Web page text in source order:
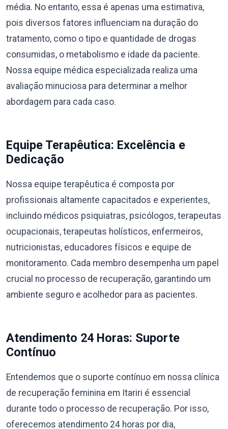
média. No entanto, essa é apenas uma estimativa,
pois diversos fatores influenciam na duração do
tratamento, como o tipo e quantidade de drogas
consumidas, o metabolismo e idade da paciente.
Nossa equipe médica especializada realiza uma
avaliação minuciosa para determinar a melhor
abordagem para cada caso.
Equipe Terapêutica: Excelência e
Dedicação
Nossa equipe terapêutica é composta por
profissionais altamente capacitados e experientes,
incluindo médicos psiquiatras, psicólogos, terapeutas
ocupacionais, terapeutas holísticos, enfermeiros,
nutricionistas, educadores físicos e equipe de
monitoramento. Cada membro desempenha um papel
crucial no processo de recuperação, garantindo um
ambiente seguro e acolhedor para as pacientes.
Atendimento 24 Horas: Suporte
Contínuo
Entendemos que o suporte contínuo em nossa clínica
de recuperação feminina em Itariri é essencial
durante todo o processo de recuperação. Por isso,
oferecemos atendimento 24 horas por dia,